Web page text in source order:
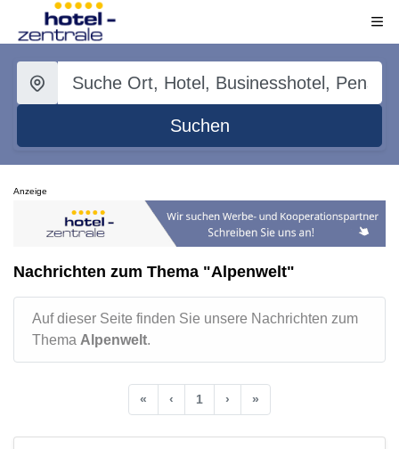
Suchen
Anzeige
Nachrichten zum Thema "Alpenwelt"
Auf dieser Seite finden Sie unsere Nachrichten zum
Thema Alpenwelt.
« ‹ 1 › »